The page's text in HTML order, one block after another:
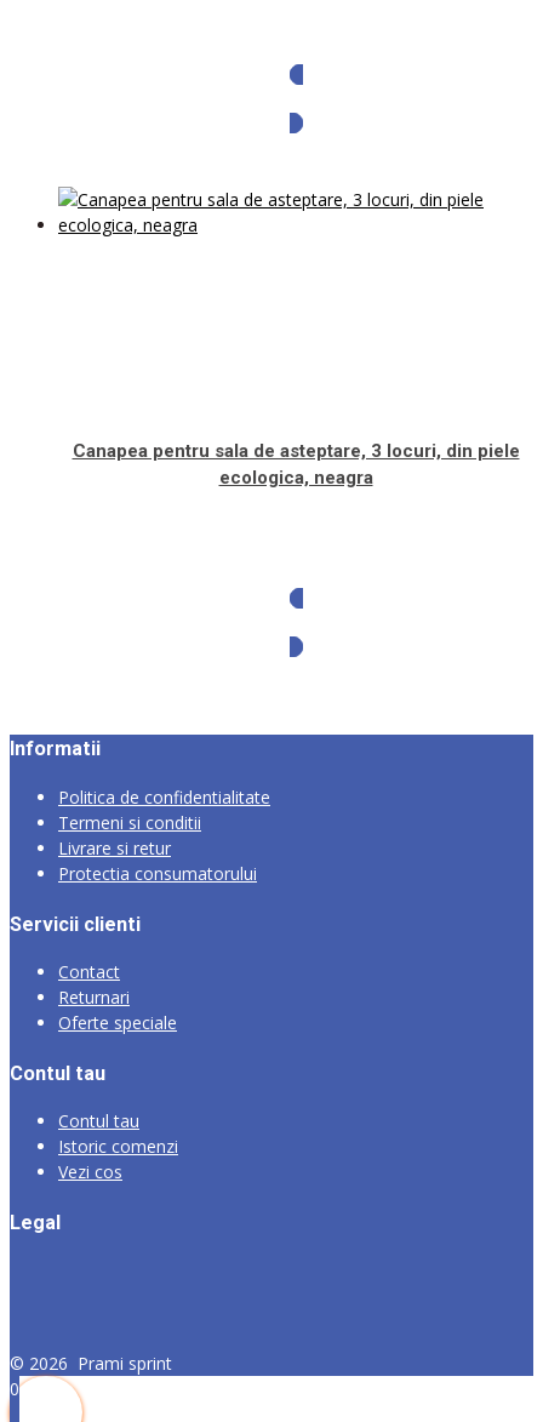
Canapea pentru sala de asteptare, 3 locuri, din piele
ecologica, neagra
Informatii
Politica de confidentialitate
Termeni si conditii
Livrare si retur
Protectia consumatorului
Servicii clienti
Contact
Returnari
Oferte speciale
Contul tau
Contul tau
Istoric comenzi
Vezi cos
Legal
© 2026 Prami sprint
0